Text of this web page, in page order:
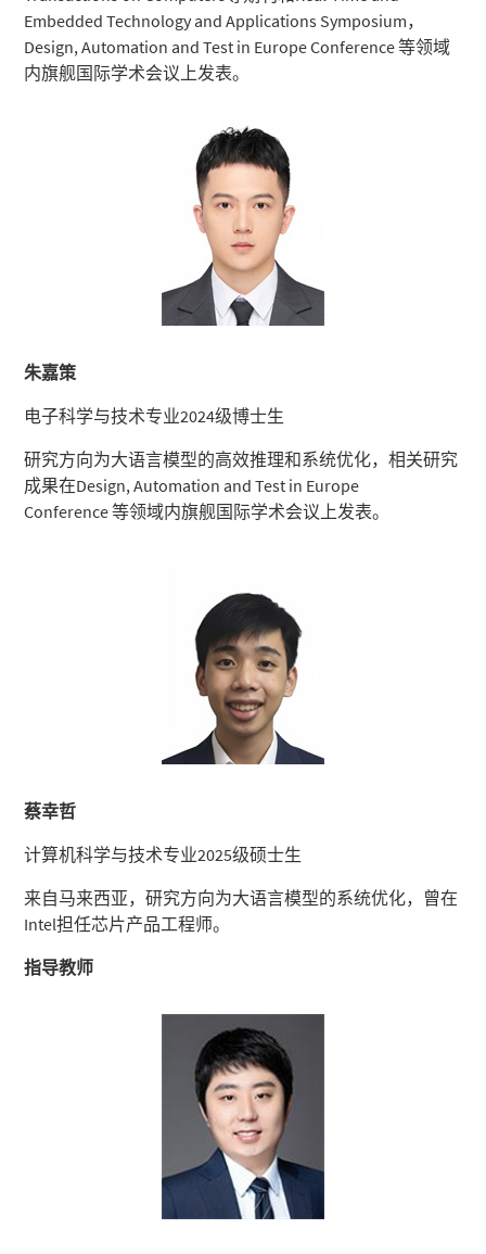
Embedded Technology and Applications Symposium，
Design, Automation and Test in Europe Conference 等领域
内旗舰国际学术会议上发表。
朱嘉策
电子科学与技术专业2024级博士生
研究方向为大语言模型的高效推理和系统优化，相关研究
成果在Design, Automation and Test in Europe
Conference 等领域内旗舰国际学术会议上发表。
蔡幸哲
计算机科学与技术专业2025级硕士生
来自马来西亚，研究方向为大语言模型的系统优化，曾在
Intel担任芯片产品工程师。
指导教师